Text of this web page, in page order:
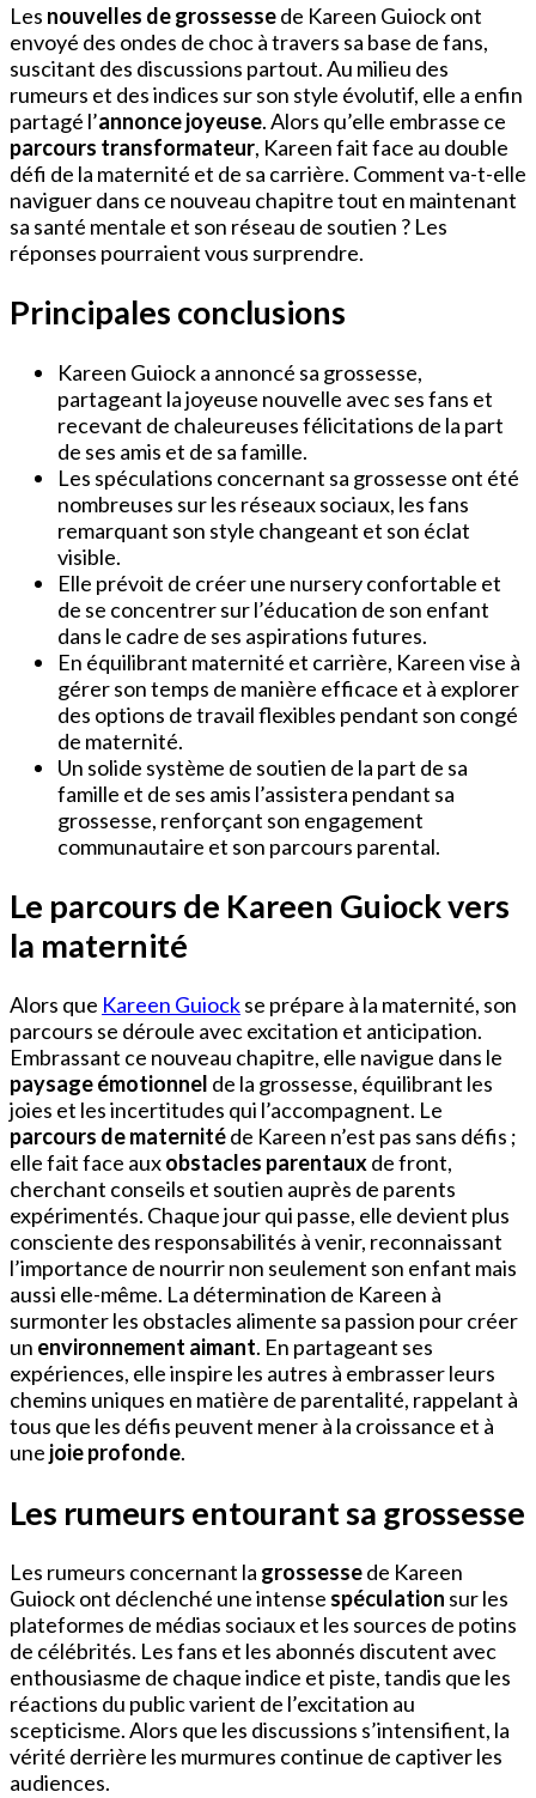
Les nouvelles de grossessede Kareen Guiock ont
envoyé des ondes de choc à travers sa base de fans,
suscitant des discussions partout. Au milieu des
rumeurs et des indices sur son style évolutif, elle a enfin
partagé l’annonce joyeuse. Alors qu’elle embrasse ce
parcours transformateur, Kareen fait face au double
défi de la maternité et de sa carrière. Comment va-t-elle
naviguer dans ce nouveau chapitre tout en maintenant
sa santé mentale et son réseau de soutien ? Les
réponses pourraient vous surprendre.
Principales conclusions
Kareen Guiock a annoncé sa grossesse,
partageant la joyeuse nouvelle avec ses fans et
recevant de chaleureuses félicitations de la part
de ses amis et de sa famille.
Les spéculations concernant sa grossesse ont été
nombreuses sur les réseaux sociaux, les fans
remarquant son style changeant et son éclat
visible.
Elle prévoit de créer une nursery confortable et
de se concentrer sur l’éducation de son enfant
dans le cadre de ses aspirations futures.
En équilibrant maternité et carrière, Kareen vise à
gérer son temps de manière efficace et à explorer
des options de travail flexibles pendant son congé
de maternité.
Un solide système de soutien de la part de sa
famille et de ses amis l’assistera pendant sa
grossesse, renforçant son engagement
communautaire et son parcours parental.
Le parcours de Kareen Guiock vers
la maternité
Alors que Kareen Guiockse prépare à la maternité, son
parcours se déroule avec excitation et anticipation.
Embrassant ce nouveau chapitre, elle navigue dans le
paysage émotionnel de la grossesse, équilibrant les
joies et les incertitudes qui l’accompagnent. Le
parcours de maternitéde Kareen n’est pas sans défis ;
elle fait face auxobstacles parentauxde front,
cherchant conseils et soutien auprès de parents
expérimentés. Chaque jour qui passe, elle devient plus
consciente des responsabilités à venir, reconnaissant
l’importance de nourrir non seulement son enfant mais
aussi elle-même. La détermination de Kareen à
surmonter les obstacles alimente sa passion pour créer
un environnement aimant. En partageant ses
expériences, elle inspire les autres à embrasser leurs
chemins uniques en matière de parentalité, rappelant à
tous que les défis peuvent mener à la croissance et à
une joie profonde.
Les rumeurs entourant sa grossesse
Les rumeurs concernant la grossessede Kareen
Guiock ont déclenché une intense spéculation sur les
plateformes de médias sociaux et les sources de potins
de célébrités. Les fans et les abonnés discutent avec
enthousiasme de chaque indice et piste, tandis que les
réactions du public varient de l’excitation au
scepticisme. Alors que les discussions s’intensifient, la
vérité derrière les murmures continue de captiver les
audiences.